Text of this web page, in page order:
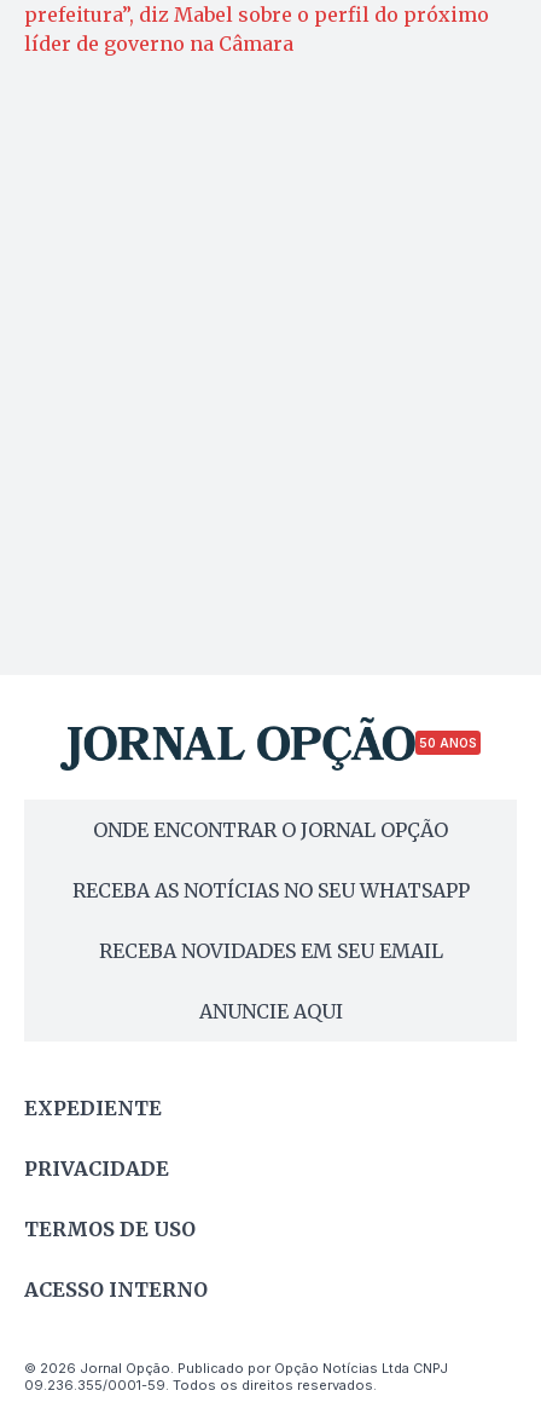
prefeitura”, diz Mabel sobre o perfil do próximo
líder de governo na Câmara
50 ANOS
ONDE ENCONTRAR O JORNAL OPÇÃO
RECEBA AS NOTÍCIAS NO SEU WHATSAPP
RECEBA NOVIDADES EM SEU EMAIL
ANUNCIE AQUI
EXPEDIENTE
PRIVACIDADE
TERMOS DE USO
ACESSO INTERNO
© 2026 Jornal Opção. Publicado por Opção Notícias Ltda CNPJ
09.236.355/0001-59. Todos os direitos reservados.